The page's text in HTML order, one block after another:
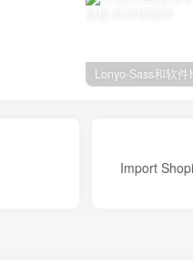
Import